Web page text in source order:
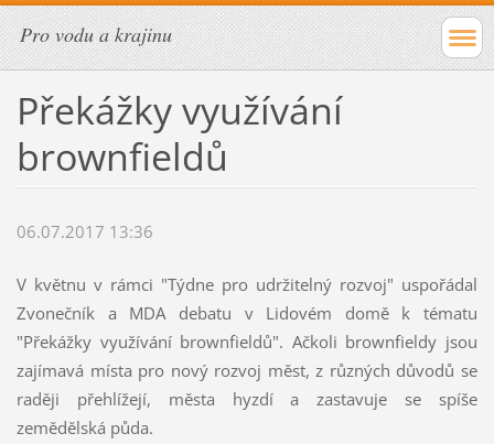
Pro vodu a krajinu
Překážky využívání
brownfieldů
06.07.2017 13:36
V květnu v rámci "Týdne pro udržitelný rozvoj" uspořádal
Zvonečník a MDA debatu v Lidovém domě k tématu
"Překážky využívání brownfieldů". Ačkoli brownfieldy jsou
zajímavá místa pro nový rozvoj měst, z různých důvodů se
raději přehlížejí, města hyzdí a zastavuje se spíše
zemědělská půda.